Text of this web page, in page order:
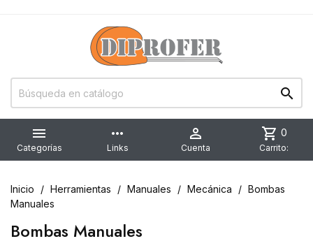


Categorías
more_horiz
Links

Cuenta
shopping_cart 0
Carrito:
Inicio Herramientas Manuales Mecánica
Bombas
Manuales
Bombas Manuales